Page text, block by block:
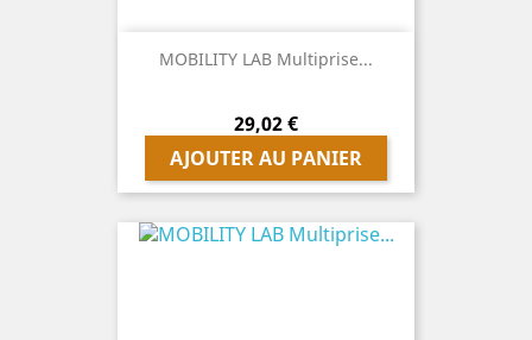
MOBILITY LAB Multiprise...
Prix
29,02 €
AJOUTER AU PANIER